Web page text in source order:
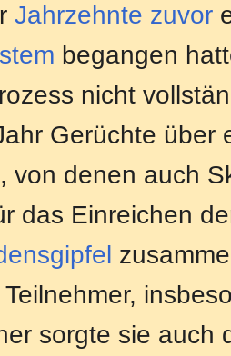
Jahrzehnte zuvor
begangen
nicht
Gerüchte über
von denen auch
das Einreichen
sorgte sie auch